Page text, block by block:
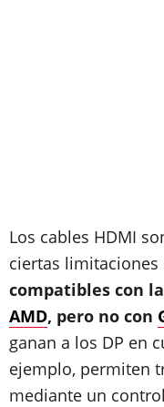
Los cables HDMI
ciertas limitaciones
compatibles con
AMD, pero no con
ganan a los DP en
ejemplo, permiten
mediante un